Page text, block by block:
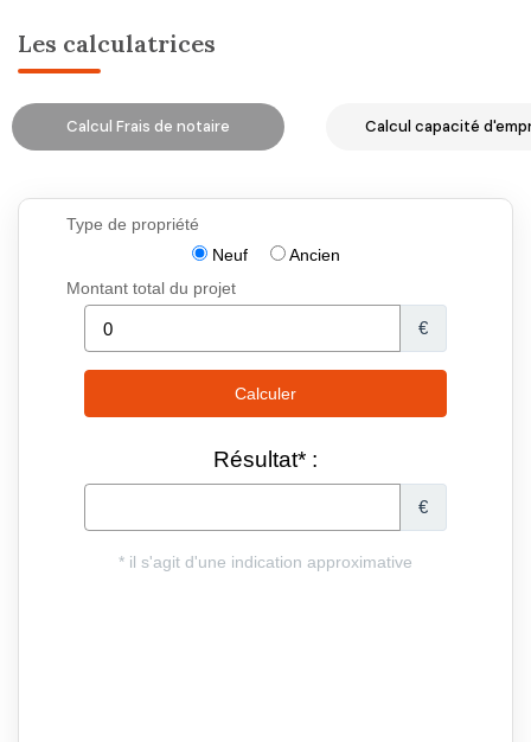
Les calculatrices
Calcul Frais de notaire Calcul capacité